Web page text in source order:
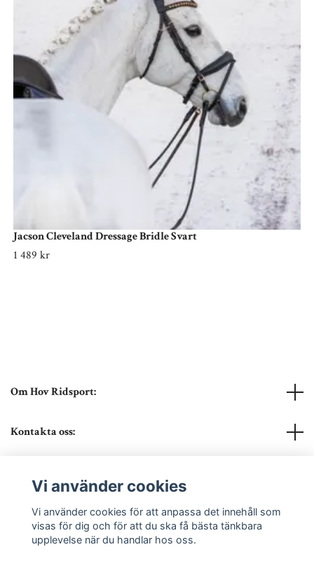
Jacson Cleveland Dressage Bridle Svart
1 489 kr
Om Hov Ridsport:
Kontakta oss:
Sociala medier
Vi använder cookies
Vi använder cookies för att anpassa det innehåll som
visas för dig och för att du ska få bästa tänkbara
upplevelse när du handlar hos oss.